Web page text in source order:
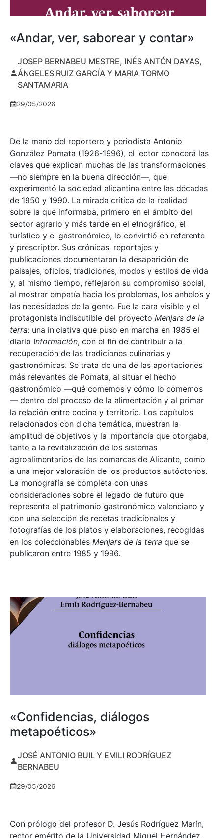
«Andar, ver, saborear y contar»
JOSEP BERNABEU MESTRE, INÉS ANTÓN DAYAS,
ÁNGELES RUIZ GARCÍA Y MARIA TORMO
SANTAMARIA
29/05/2026
De la mano del reportero y periodista Antonio
González Pomata (1926-1996), el lector conocerá las
claves que explican muchas de las transformaciones
—no siempre en la buena dirección—, que
experimentó la sociedad alicantina entre las décadas
de 1950 y 1990. La mirada crítica de la realidad
sobre la que informaba, primero en el ámbito del
sector agrario y más tarde en el etnográfico, el
turístico y el gastronómico, lo convirtió en referente
y prescriptor. Sus crónicas, reportajes y
publicaciones documentaron la desaparición de
paisajes, oficios, tradiciones, modos y estilos de vida
y, al mismo tiempo, reflejaron su compromiso social,
al mostrar empatía hacia los problemas, los anhelos y
las necesidades de la gente. Fue la cara visible y el
protagonista indiscutible del proyecto Menjars de la
terra: una iniciativa que puso en marcha en 1985 el
diario Información, con el fin de contribuir a la
recuperación de las tradiciones culinarias y
gastronómicas. Se trata de una de las aportaciones
más relevantes de Pomata, al situar el hecho
gastronómico —qué comemos y cómo lo comemos
— dentro del proceso de la alimentación y al primar
la relación entre cocina y territorio. Los capítulos
relacionados con dicha temática, muestran la
amplitud de objetivos y la importancia que otorgaba,
tanto a la revitalización de los sistemas
agroalimentarios de las comarcas de Alicante, como
a una mejor valoración de los productos autóctonos.
La monografía se completa con unas
consideraciones sobre el legado de futuro que
representa el patrimonio gastronómico valenciano y
con una selección de recetas tradicionales y
fotografías de los platos y elaboraciones, recogidas
en los coleccionables Menjars de la terra que se
publicaron entre 1985 y 1996.
«Confidencias, diálogos
metapoéticos»
JOSÉ ANTONIO BUIL Y EMILI RODRÍGUEZ
BERNABEU
29/05/2026
Con prólogo del profesor D. Jesús Rodríguez Marín,
rector emérito de la Universidad Miguel Hernández,